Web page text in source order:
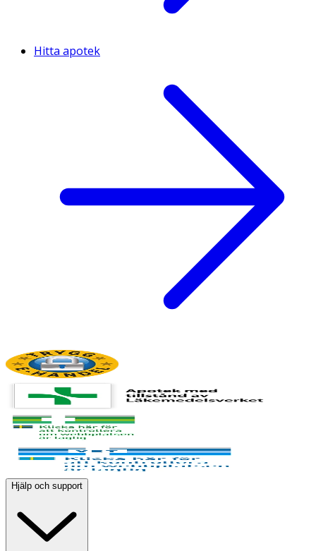
Hitta apotek
Hjälp och support